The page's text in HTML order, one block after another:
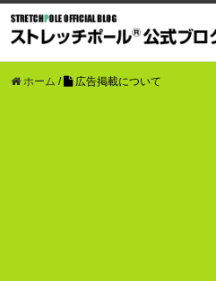
ホーム / 広告掲載について